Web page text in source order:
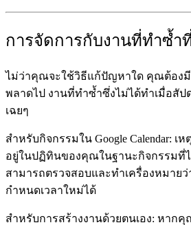
การจัดการกับงานที่ทำซ้ำ
ไม่ว่าคุณจะใช้วิธีแก้ปัญหาใด คุณต้อง
พลาดไป งานที่ทำซ้ำซึ่งไม่ได้ทำเมื่อสัป
เฉยๆ
สำหรับกิจกรรมใน Google Calendar: เห
อยู่ในปฏิทินของคุณในฐานะกิจกรรมที่
สามารถตรวจสอบและทำเครื่องหมาย
กำหนดเวลาใหม่ได้
สำหรับการสร้างงานด้วยตนเอง: หากคุ